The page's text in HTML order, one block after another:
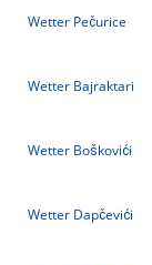
Wetter Pečurice
Wetter Bajraktari
Wetter Boškovići
Wetter Dapčevići